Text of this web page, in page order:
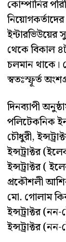
কোম্পানির
ইন্টারভিউয়ের
থেকে বিকাল
চলমান থাকে।
স্বতঃস্ফূর্ত
দিনব্যাপী
পলিটেকনিক
চৌধুরী,
ইন্সট্রাক্টর
ইন্সট্রাক্টর (
প্রকৌশলী
মো. গোলাম
ইন্সট্রাক্টর
ইন্সট্রাক্টর